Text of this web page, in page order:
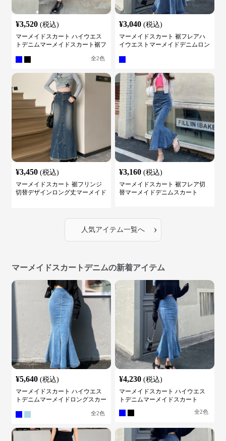
¥3,520 (税込)
マーメイドスカート ハイウエス
トデニムマーメイドスカート裾フ
全2色
¥3,040 (税込)
マーメイドスカート 裾フレアハ
イウエストマーメイドデニムロン
¥3,450 (税込)
マーメイドスカート 裾フリンジ
切替デザインロング丈マーメイド
¥3,160 (税込)
マーメイドスカート 裾フレア切
替マーメイドデニムスカート
人気アイテム一覧へ ›
マーメイドスカートデニムの新着アイテム
¥5,640 (税込)
マーメイドスカート ハイウエス
トデニムマーメイドロングスカー
全2色
¥4,230 (税込)
マーメイドスカート ハイウエス
トデニムマーメイドスカート
全2色